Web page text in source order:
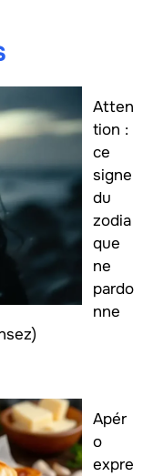
Atten
tion :
ce
signe
du
zodia
que
ne
pardo
nne
Apér
o
expre